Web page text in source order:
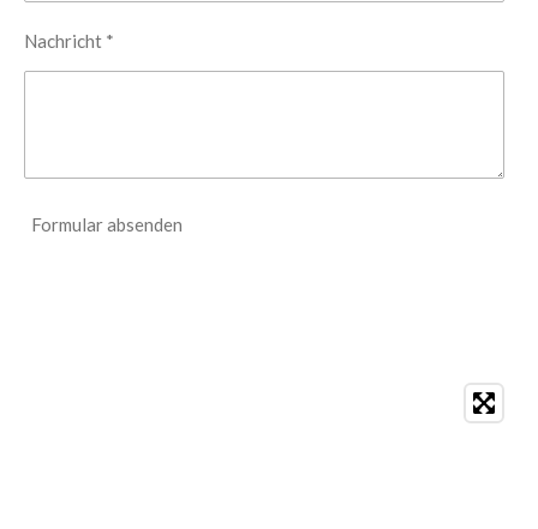
Nachricht *
Formular absenden